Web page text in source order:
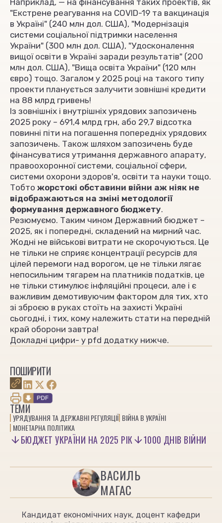
Наприклад, — на фінансування таких проектів, як
"Екстрене реагування на COVID-19 та вакцинація
в Україні" (240 млн дол. США), "Модернізація
системи соціальної підтримки населення
України" (300 млн дол. США), "Удосконалення
вищої освіти в Україні заради результатів" (200
млн дол. США), "Вища освіта України" (120 млн
євро) тощо. Загалом у 2025 році на такого типу
проекти планується залучити зовнішні кредити
на 88 млрд гривень!
Із зовнішніх і внутрішніх урядових запозичень
2025 року – 691,4 млрд грн, або 29,7 відсотка
повинні піти на погашення попередніх урядових
запозичень. Також шляхом запозичень буде
фінансуватися утримання державного апарату,
правоохоронної системи, соціальної сфери,
системи охорони здоров'я, освіти та науки тощо.
Тобто жорстокі обставини війни аж ніяк не
відображаються на зміні методології
формування державного бюджету.
Резюмуємо. Таким чином Державний бюджет –
2025, як і попередні, складений на мирний час.
Жодні не військові витрати не скорочуються. Це
не тільки не сприяє концентрації ресурсів для
цілей перемоги над ворогом, це не тільки лягає
непосильним тягарем на платників податків, це
не тільки стимулює інфляційні процеси, але і є
важливим демотивуючим фактором для тих, хто
зі зброєю в руках стоїть на захисті Україні
сьогодні, і тих, кому належить стати на передній
край оборони завтра!
Докладні цифри- у pfd додатку нижче.
ПОШИРИТИ
ТЕМИ
УРЯДУВАННЯ ТА ДЕРЖАВНІ РЕГУЛЯЦІЇ ВІЙНА В УКРАЇНІ
МОНЕТАРНА ПОЛІТИКА
БЮДЖЕТ УКРАЇНИ НА 2025 РІК 1000 ДНІВ ВІЙНИ
ВАСИЛЬ
МАГАС
Кандидат економічних наук, доцент кафедри